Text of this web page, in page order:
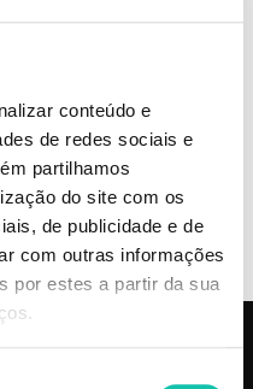
conteúdo e
de redes sociais e
partilhamos
do site com os
de publicidade e de
com outras informações
por estes a partir da sua
INDISPONÍVEL - SER NOTIFICADO